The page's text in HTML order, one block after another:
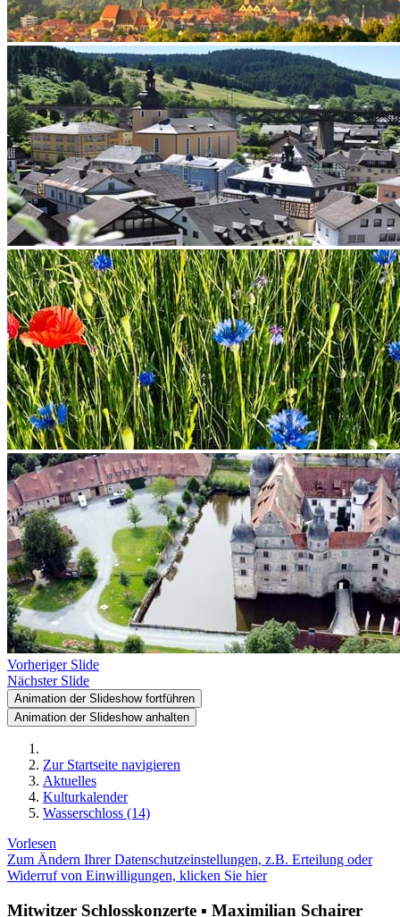
Vorheriger Slide
Nächster Slide
Animation der Slideshow fortführen
Animation der Slideshow anhalten
Zur Startseite navigieren
Aktuelles
Kulturkalender
Wasserschloss (14)
Vorlesen
Zum Ändern Ihrer Datenschutzeinstellungen, z.B. Erteilung oder
Widerruf von Einwilligungen, klicken Sie hier
Mitwitzer Schlosskonzerte ▪️ Maximilian Schairer